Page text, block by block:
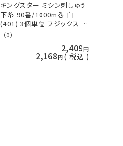
キングスター ミシン刺しゅう
下糸 90番/1000m巻 白
(401) 3個単位 フジックス 手
芸の山久
（0）
2,409
2,168 税込